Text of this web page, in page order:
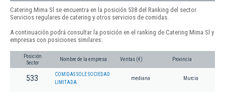
Catering Mima Sl se encuentra en la posición 538 del Ranking del sector
Servicios regulares de catering y otros servicios de comidas.
A continuación podrá consultar la posición en el ranking de Catering Mima Sl y
empresas con posiciones similares:
Posición
Sector
Nombre de la empresa Ventas (€) Provincia
533
COMIDAS SOLE SOCIEDAD
LIMITADA.
mediana Murcia